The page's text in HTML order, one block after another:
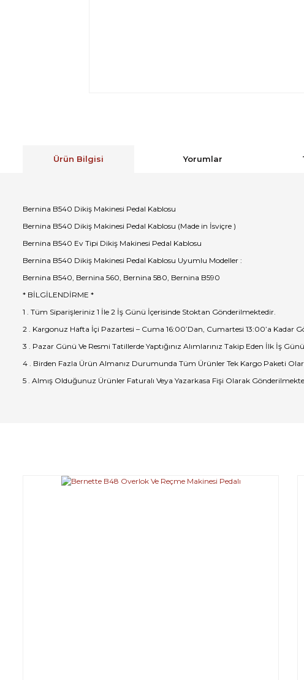
Ürün Bilgisi Yorumlar
Bernina B540 Dikiş Makinesi Pedal Kablosu
Bernina B540 Dikiş Makinesi Pedal Kablosu (Made in İsviçre )
Bernina B540 Ev Tipi Dikiş Makinesi Pedal Kablosu
Bernina B540 Dikiş Makinesi Pedal Kablosu Uyumlu Modeller :
Bernina B540, Bernina 560, Bernina 580, Bernina B590
* BİLGİLENDİRME *
1 . Tüm Siparişleriniz 1 İle 2 İş Günü İçerisinde Stoktan Gönderilmektedir.
2 . Kargonuz Hafta İçi Pazartesi – Cuma 16:00’Dan, Cumartesi 13:00’a Kadar
3 . Pazar Günü Ve Resmi Tatillerde Yaptığınız Alımlarınız Takip Eden İlk İş
4 . Birden Fazla Ürün Almanız Durumunda Tüm Ürünler Tek Kargo Paketi
5 . Almış Olduğunuz Ürünler Faturalı Veya Yazarkasa Fişi Olarak